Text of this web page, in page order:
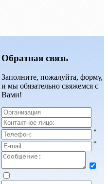
Обратная связь
Заполните, пожалуйта, форму,
и мы обязательно свяжемся с
Вами!
*
*